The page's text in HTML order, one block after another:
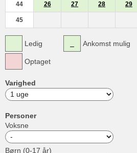
44 26 27 28 29
45
Ledig
Optaget
Ankomst mulig
Varighed
Personer
Voksne
Børn (0-17 år)